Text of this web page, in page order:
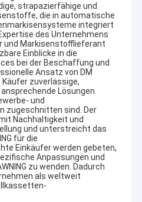
strapazierfähige und
die in automatische
integriert
des Unternehmens
und Markisenstofflieferant
Einblicke in die
bei der Beschaffung und
Ansatz von DM
Käufer zuverlässige,
Lösungen
und
zugeschnitten sind. Der
Nachhaltigkeit und
und unterstreicht das
für die
Einkäufer werden gebeten,
Anpassungen und
zu wenden. Dadurch
als weltweit